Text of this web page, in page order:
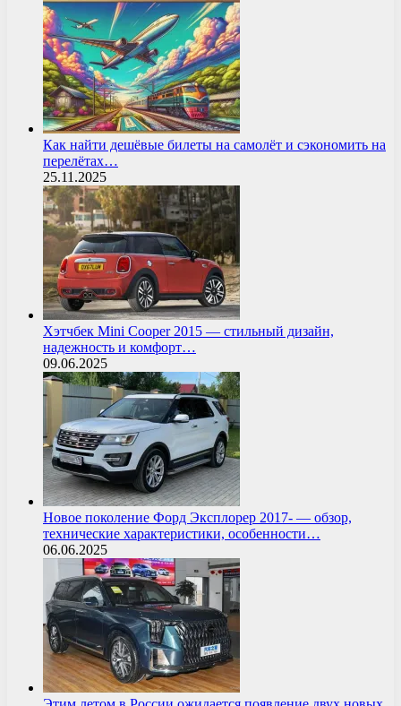
Как найти дешёвые билеты на самолёт и сэкономить на
перелётах…
25.11.2025
Хэтчбек Mini Cooper 2015 — стильный дизайн,
надежность и комфорт…
09.06.2025
Новое поколение Форд Эксплорер 2017- — обзор,
технические характеристики, особенности…
06.06.2025